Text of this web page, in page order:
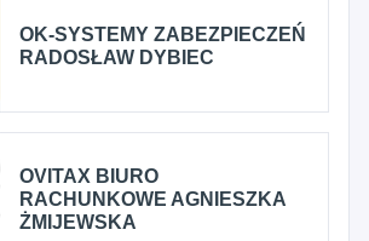
OK-SYSTEMY ZABEZPIECZEŃ
RADOSŁAW DYBIEC
OVITAX BIURO
RACHUNKOWE AGNIESZKA
ŻMIJEWSKA